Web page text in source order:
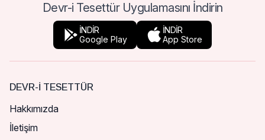
Devr-i Tesettür Uygulamasını İndirin
İNDİR
Google Play
İNDİR
App Store
DEVR-I TESETTÜR
Hakkımızda
İletişim